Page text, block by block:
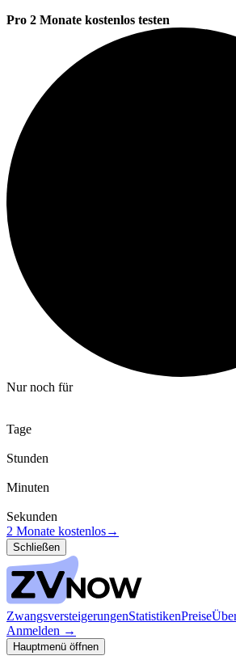
Pro 2 Monate kostenlos testen
Nur noch für
Tage
Stunden
Minuten
Sekunden
2 Monate kostenlos→
Schließen
ZwangsversteigerungenStatistikenPreise
Anmelden →
Hauptmenü öffnen